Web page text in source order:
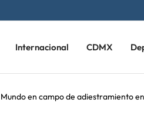
Internacional CDMX
en campo de adiestramiento